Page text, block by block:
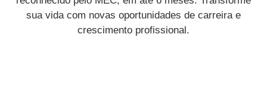
sua vida com novas oportunidades de carreira e
crescimento profissional.